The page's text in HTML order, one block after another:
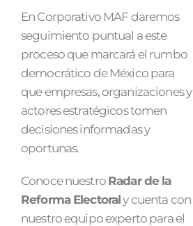
En Corporativo MAF daremos
seguimiento puntual a este
proceso que marcará el rumbo
democrático de México para
que empresas, organizaciones y
actores estratégicos tomen
decisiones informadas y
oportunas.
Conoce nuestroRadar de la
Reforma Electoraly cuenta con
nuestro equipo experto para el